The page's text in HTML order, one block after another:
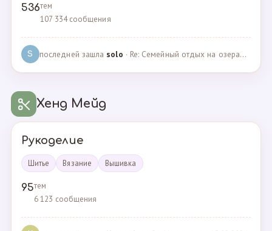
536тем
107 334 сообщения
S последней зашла solo · Re: Семейный отдых на озерах Челябинской области. П… · 04.05.2025
Хенд Мейд
Рукоделие
Шитье Вязание Вышивка
95тем
6 123 сообщения